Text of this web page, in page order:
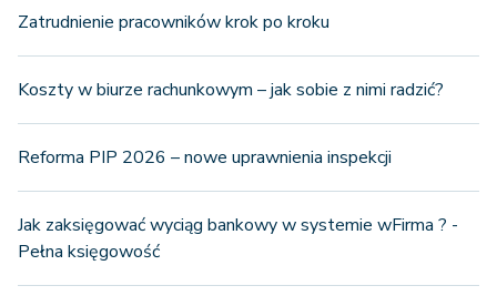
Zatrudnienie pracowników krok po kroku
Koszty w biurze rachunkowym – jak sobie z nimi radzić?
Reforma PIP 2026 – nowe uprawnienia inspekcji
Jak zaksięgować wyciąg bankowy w systemie wFirma ? -
Pełna księgowość